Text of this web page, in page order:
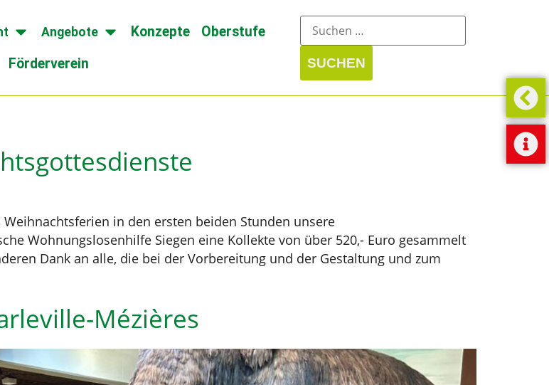
Angebote Konzepte
Oberstufe
Förderverein
in den ersten beiden Stunden unsere
Wohnungslosenhilfe Siegen eine Kollekte von über 520,- Euro gesammelt
Dank an alle, die bei der Vorbereitung und der Gestaltung und zum
Mézières